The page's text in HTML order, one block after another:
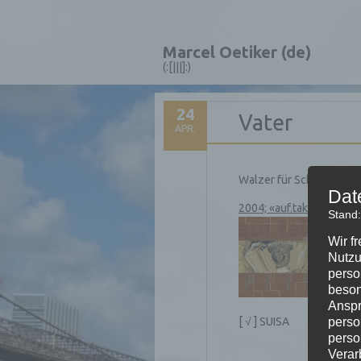
Marcel Oetiker (de)
(:[|||]:)
24
APR. Vater
Walzer für
2004; «auf.takt»
[ √ ] SUISA
Wir